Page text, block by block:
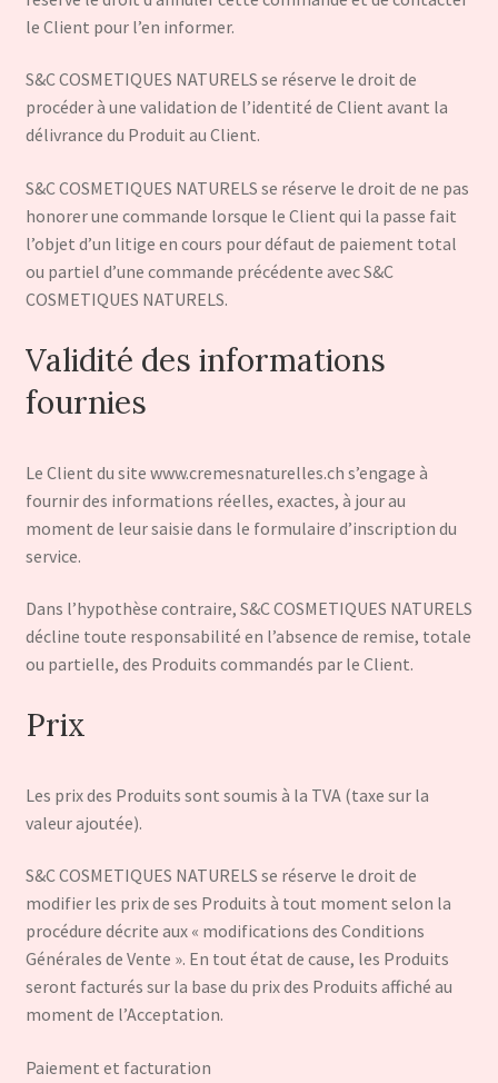
le Client pour l’en informer.
S&C COSMETIQUES NATURELS se réserve le droit de
procéder à une validation de l’identité de Client avant la
délivrance du Produit au Client.
S&C COSMETIQUES NATURELS se réserve le droit de ne pas
honorer une commande lorsque le Client qui la passe fait
l’objet d’un litige en cours pour défaut de paiement total
ou partiel d’une commande précédente avec S&C
COSMETIQUES NATURELS.
Validité des informations
fournies
Le Client du site www.cremesnaturelles.ch s’engage à
fournir des informations réelles, exactes, à jour au
moment de leur saisie dans le formulaire d’inscription du
service.
Dans l’hypothèse contraire, S&C COSMETIQUES NATURELS
décline toute responsabilité en l’absence de remise, totale
ou partielle, des Produits commandés par le Client.
Prix
Les prix des Produits sont soumis à la TVA (taxe sur la
valeur ajoutée).
S&C COSMETIQUES NATURELS se réserve le droit de
modifier les prix de ses Produits à tout moment selon la
procédure décrite aux « modifications des Conditions
Générales de Vente ». En tout état de cause, les Produits
seront facturés sur la base du prix des Produits affiché au
moment de l’Acceptation.
Paiement et facturation